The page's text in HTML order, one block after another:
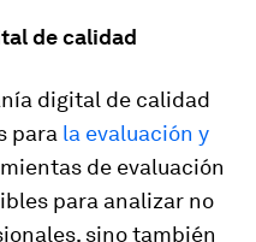
de calidad
digital de calidad
para la evaluación y
de evaluación
para analizar no
sino también